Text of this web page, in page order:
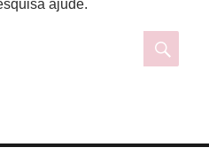
ajude.